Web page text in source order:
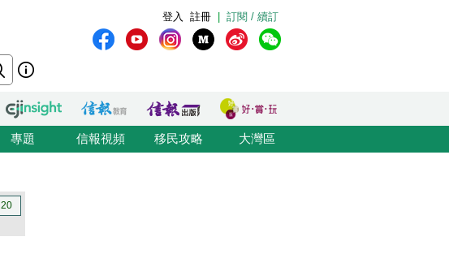
訂閱 / 續訂
註冊
登入
專題 信報視頻 移民攻略 大灣區
20